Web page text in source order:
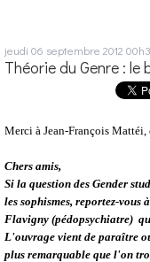
jeudi 06 septembre 2012
Théorie du Genre :
Merci à Jean-François
Chers amis,
Si la question des Gender
les sophismes, reportez-
Flavigny (pédopsychiatre)
L'ouvrage vient de paraître
plus remarquable que l'on